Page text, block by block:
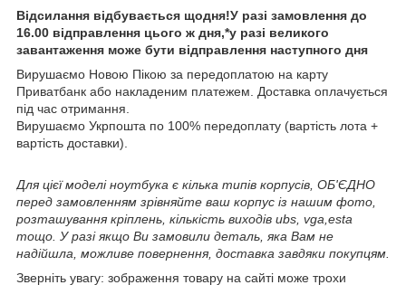
Відсилання відбувається щодня!У разі замовлення до
16.00 відправлення цього ж дня,*у разі великого
завантаження може бути відправлення наступного дня
Вирушаємо Новою Пікою за передоплатою на карту
Приватбанк або накладеним платежем. Доставка оплачується
під час отримання.
Вирушаємо Укрпошта по 100% передоплату (вартість лота +
вартість доставки).
Для цієї моделі ноутбука є кілька типів корпусів, ОБ'ЄДНО
перед замовленням зрівняйте ваш корпус із нашим фото,
розташування кріплень, кількість виходів ubs, vga,esta
тощо. У разі якщо Ви замовили деталь, яка Вам не
надійшла, можливе повернення, доставка завдяки покупцям.
Зверніть увагу: зображення товару на сайті може трохи